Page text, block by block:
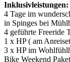
Inklusivleistungen:
4 Tage im
in Spinges bei
4 geführte Freeride
1 x HP ( am
3 x HP im
Bike Weekend